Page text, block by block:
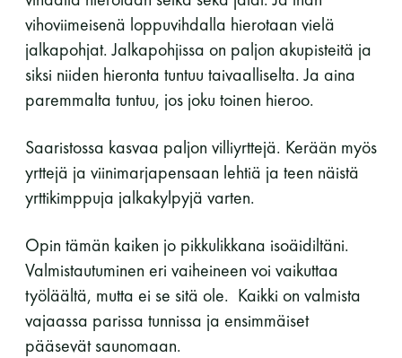
vihoviimeisenä loppuvihdalla hierotaan vielä
jalkapohjat. Jalkapohjissa on paljon akupisteitä ja
siksi niiden hieronta tuntuu taivaalliselta. Ja aina
paremmalta tuntuu, jos joku toinen hieroo.
Saaristossa kasvaa paljon villiyrttejä. Kerään myös
yrttejä ja viinimarjapensaan lehtiä ja teen näistä
yrttikimppuja jalkakylpyjä varten.
Opin tämän kaiken jo pikkulikkana isoäidiltäni.
Valmistautuminen eri vaiheineen voi vaikuttaa
työläältä, mutta ei se sitä ole. Kaikki on valmista
vajaassa parissa tunnissa ja ensimmäiset
pääsevät saunomaan.